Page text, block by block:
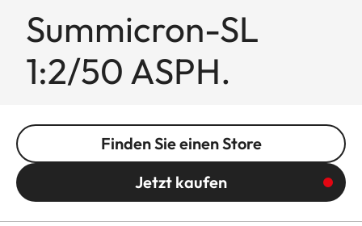
Summicron-SL
1:2/50 ASPH.
Finden Sie einen Store
Jetzt kaufen